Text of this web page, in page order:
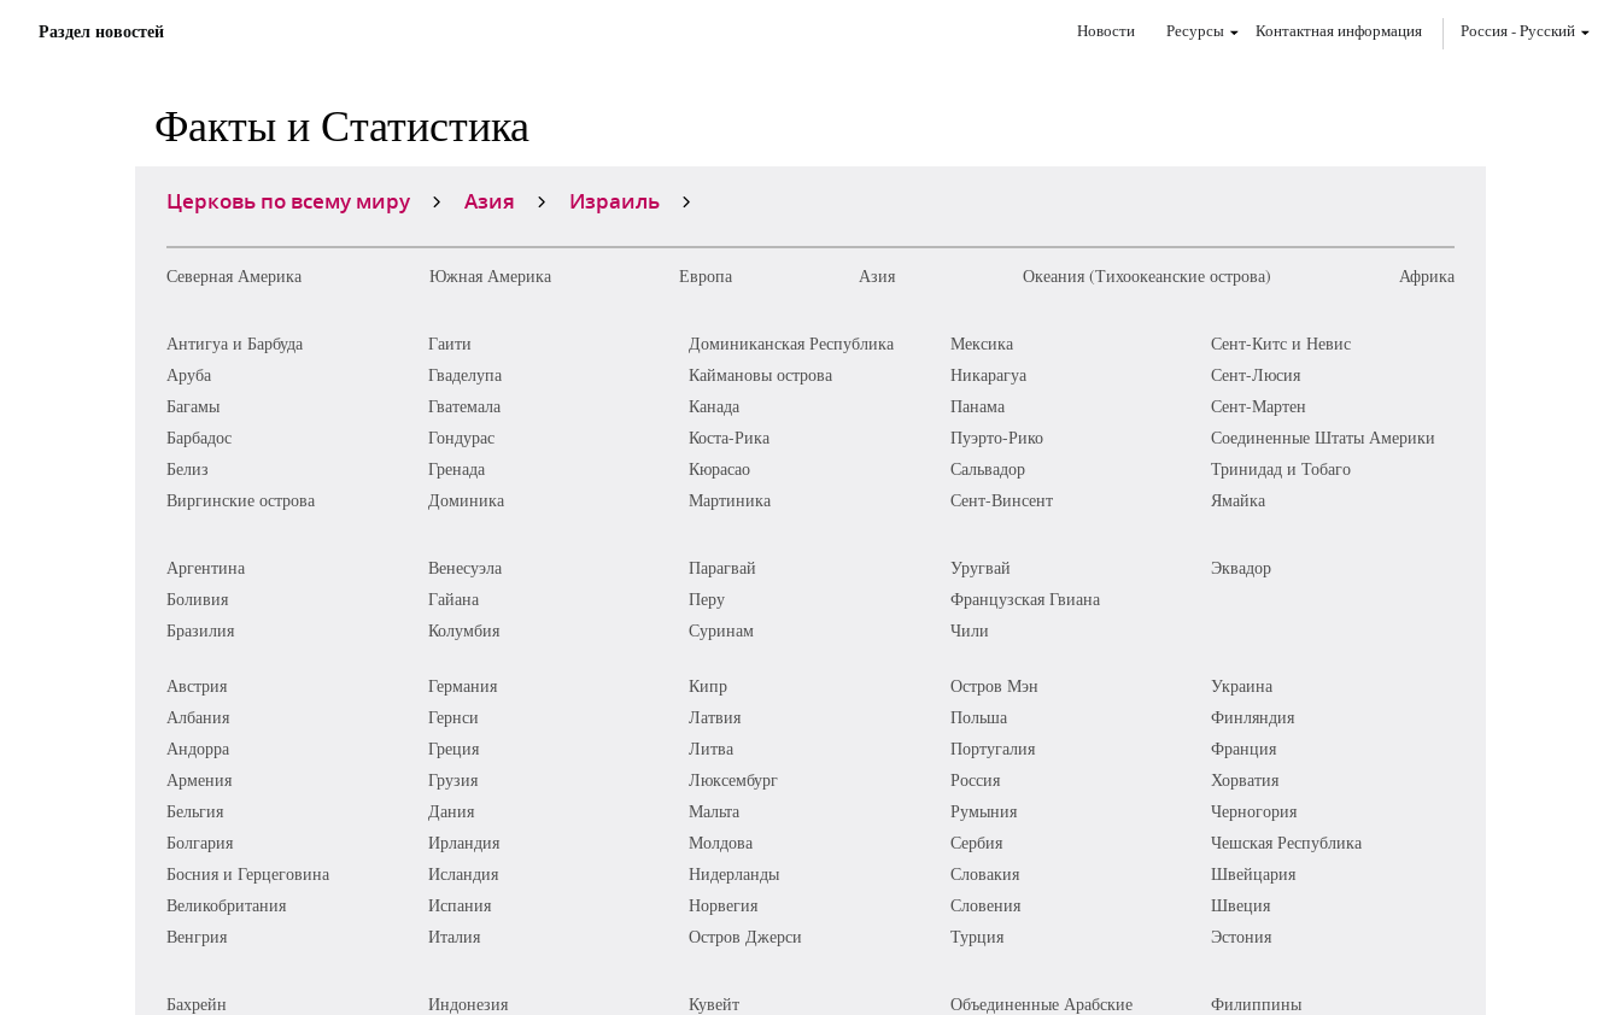
Раздел новостей Новости Ресурсы Контактная информация Россия-Pусский
Факты и Статистика
Церковь по всему миру Азия Израиль
Северная Америка Южная Америка Европа Азия Океания (Тихоокеанские острова) Африка
Антигуа и Барбуда
Аруба
Багамы
Барбадос
Белиз
Виргинские острова
Гаити
Гваделупа
Гватемала
Гондурас
Гренада
Доминика
Доминиканская Республика
Каймановы острова
Канада
Коста-Рика
Кюрасао
Мартиника
Мексика
Никарагуа
Панама
Пуэрто-Рико
Сальвадор
Сент-Винсент
Сент-Китс и Невис
Сент-Люсия
Сент-Мартен
Соединенные Штаты Америки
Тринидад и Тобаго
Ямайка
Аргентина
Боливия
Бразилия
Венесуэла
Гайана
Колумбия
Парагвай
Перу
Суринам
Уругвай
Французская Гвиана
Чили
Эквадор
Австрия
Албания
Андорра
Армения
Бельгия
Болгария
Босния и Герцеговина
Великобритания
Венгрия
Германия
Гернси
Греция
Грузия
Дания
Ирландия
Исландия
Испания
Италия
Кипр
Латвия
Литва
Люксембург
Мальта
Молдова
Нидерланды
Норвегия
Остров Джерси
Остров Мэн
Польша
Португалия
Россия
Румыния
Сербия
Словакия
Словения
Турция
Украина
Финляндия
Франция
Хорватия
Черногория
Чешская Республика
Швейцария
Швеция
Эстония
Бахрейн
Индонезия
Кувейт
Объединенные Арабские
Филиппины